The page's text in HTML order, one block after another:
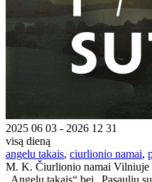
2025 06 03 - 2026 12 31
visą dieną
angelu takais, ciurlionio namai,
M. K. Čiurlionio namai Vilniuje
„Angelų takais“ bei „Pasaulių